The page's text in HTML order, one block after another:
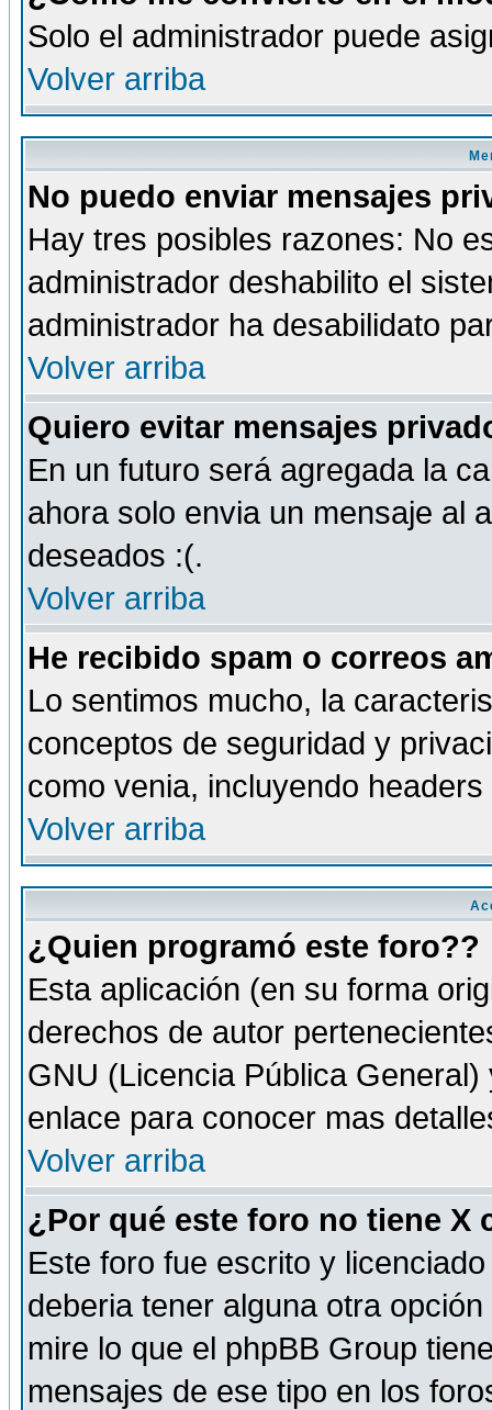
Solo el administrador puede
Volver arriba
No puedo enviar mensajes
Hay tres posibles razones: No
administrador deshabilito el
administrador ha desabilidato
Volver arriba
Quiero evitar mensajes
En un futuro será agregada la
ahora solo envia un mensaje al
deseados :(.
Volver arriba
He recibido spam o correos
Lo sentimos mucho, la
conceptos de seguridad y
como venia, incluyendo
Volver arriba
¿Quien programó este foro??
Esta aplicación (en su forma
derechos de autor
GNU (Licencia Pública
enlace para conocer mas
Volver arriba
¿Por qué este foro no tiene X
Este foro fue escrito y
deberia tener alguna otra
mire lo que el phpBB Group
mensajes de ese tipo en los